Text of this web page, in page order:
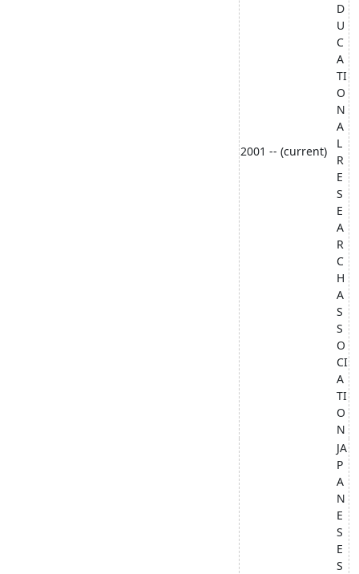
2001 -- (current)
D
U
C
A
TI
O
N
A
L
R
E
S
E
A
R
C
H
A
S
S
O
CI
A
TI
O
N
JA
P
A
N
E
S
E
S